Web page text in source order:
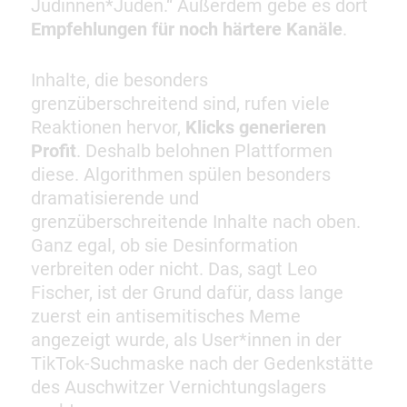
Jüdinnen*Juden.“ Außerdem gebe es dort
Empfehlungen für noch härtere Kanäle.
Inhalte, die besonders
grenzüberschreitend sind, rufen viele
Reaktionen hervor, Klicks generieren
Profit. Deshalb belohnen Plattformen
diese. Algorithmen spülen besonders
dramatisierende und
grenzüberschreitende Inhalte nach oben.
Ganz egal, ob sie Desinformation
verbreiten oder nicht. Das, sagt Leo
Fischer, ist der Grund dafür, dass lange
zuerst ein antisemitisches Meme
angezeigt wurde, als User*innen in der
TikTok-Suchmaske nach der Gedenkstätte
des Auschwitzer Vernichtungslagers